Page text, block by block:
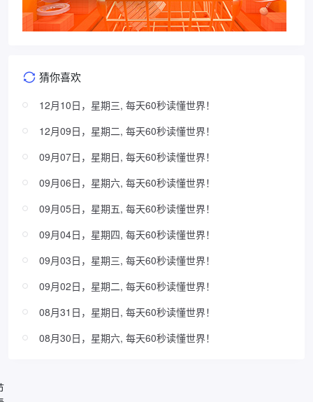
猜你喜欢
12月10日，星期三, 每天60秒读懂世界！
12月09日，星期二, 每天60秒读懂世界！
09月07日，星期日, 每天60秒读懂世界！
09月06日，星期六, 每天60秒读懂世界！
09月05日，星期五, 每天60秒读懂世界！
09月04日，星期四, 每天60秒读懂世界！
09月03日，星期三, 每天60秒读懂世界！
09月02日，星期二, 每天60秒读懂世界！
08月31日，星期日, 每天60秒读懂世界！
08月30日，星期六, 每天60秒读懂世界！